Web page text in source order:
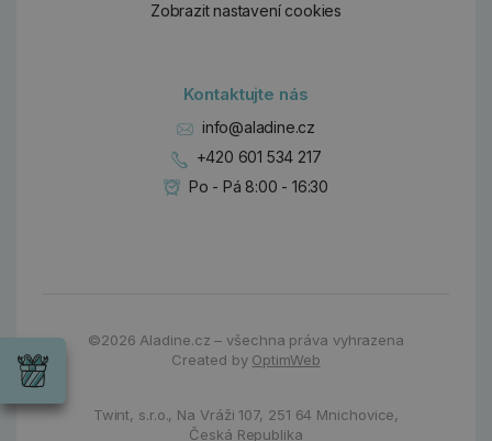
Zobrazit nastavení cookies
Kontaktujte nás
info@aladine.cz
+420 601 534 217
Po - Pá 8:00 - 16:30
©2026Aladine.cz – všechna práva vyhrazena
Created by OptimWeb
Twint, s.r.o., Na Vráži 107, 251 64 Mnichovice,
Česká Republika
Wrendale
příležitost
Chci si vybrat